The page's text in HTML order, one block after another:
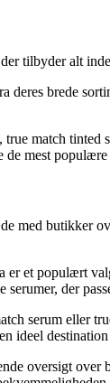
tilbyder alt
deres brede
true match
mest
med butikker
er et populært
serumer, der
serum eller
ideel
oversigt